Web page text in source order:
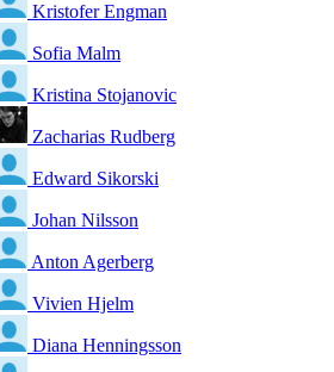
Kristofer Engman
Sofia Malm
Kristina Stojanovic
Zacharias Rudberg
Edward Sikorski
Johan Nilsson
Anton Agerberg
Vivien Hjelm
Diana Henningsson